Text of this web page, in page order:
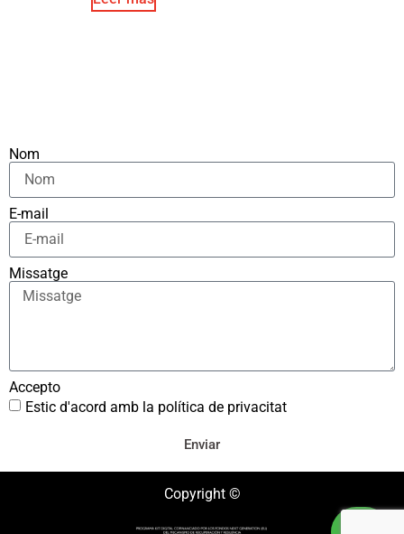
Nom
E-mail
Missatge
Accepto
Estic d'acord amb la política de privacitat
Enviar
Copyright ©